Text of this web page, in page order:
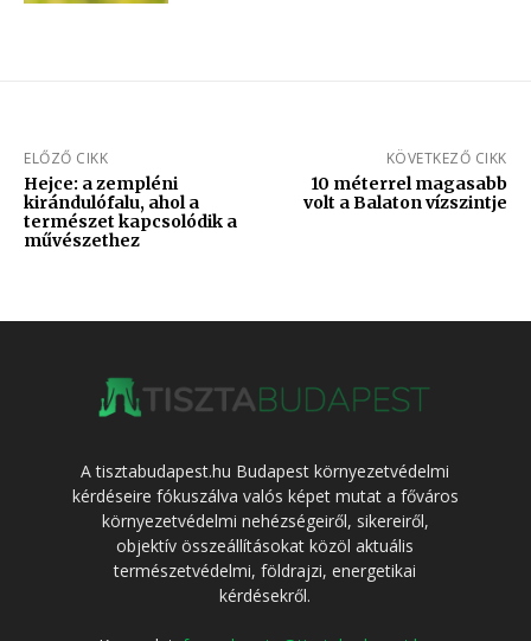
ELŐZŐ CIKK
Hejce: a zempléni
kirándulófalu, ahol a
természet kapcsolódik a
művészethez
KÖVETKEZŐ CIKK
10 méterrel magasabb
volt a Balaton vízszintje
A tisztabudapest.hu Budapest környezetvédelmi
kérdéseire fókuszálva valós képet mutat a főváros
környezetvédelmi nehézségeiről, sikereiről,
objektív összeállításokat közöl aktuális
természetvédelmi, földrajzi, energetikai
kérdésekről.